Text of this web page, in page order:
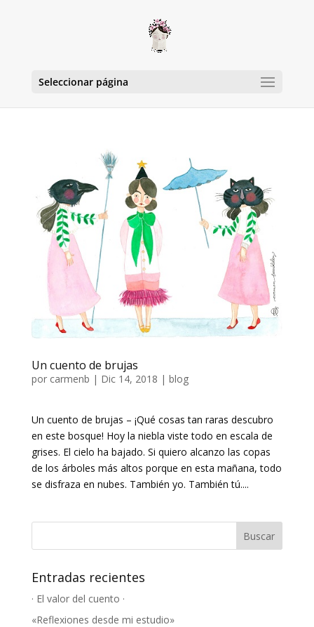
Seleccionar página
Un cuento de brujas
por carmenb | Dic 14, 2018 | blog
Un cuento de brujas – ¡Qué cosas tan raras descubro
en este bosque! Hoy la niebla viste todo en escala de
grises. El cielo ha bajado. Si quiero alcanzo las copas
de los árboles más altos porque en esta mañana, todo
se disfraza en nubes. También yo. También tú....
Entradas recientes
· El valor del cuento ·
«Reflexiones desde mi estudio»